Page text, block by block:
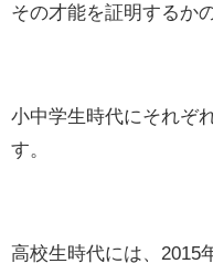
その才能を証明するか
小中学生時代にそれぞ
す。
高校生時代には、2015